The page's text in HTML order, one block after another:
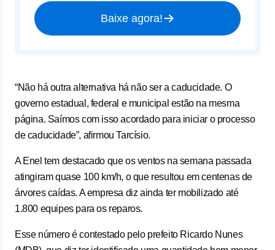
Baixe agora!
“Não há outra alternativa há não ser a caducidade. O
governo estadual, federal e municipal estão na mesma
página. Saímos com isso acordado para iniciar o processo
de caducidade”, afirmou Tarcísio.
A Enel tem destacado que os ventos na semana passada
atingiram quase 100 km/h, o que resultou em centenas de
árvores caídas. A empresa diz ainda ter mobilizado até
1.800 equipes para os reparos.
Esse número é contestado pelo prefeito Ricardo Nunes